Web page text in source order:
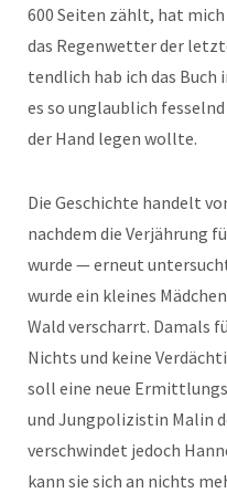
600 Seit­en zählt, hat mich
das Regen­wet­ter der
tendlich hab ich das Buch
es so unglaublich
der Hand leg­en wollte.
Die Geschichte han­delt
nach­dem die Ver­jährung
wurde — erneut
wurde ein kleines
Wald ver­schar­rt. Damals
Nichts und keine
soll eine neue
und Jung­polizistin Malin
ver­schwindet jedoch
kann sie sich an nichts